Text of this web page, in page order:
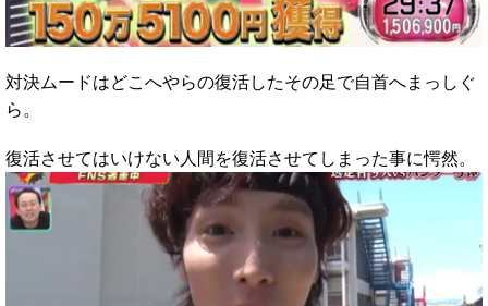
対決ムードはどこへやらの復活したその足で自首へまっしぐ
ら。
復活させてはいけない人間を復活させてしまった事に愕然。